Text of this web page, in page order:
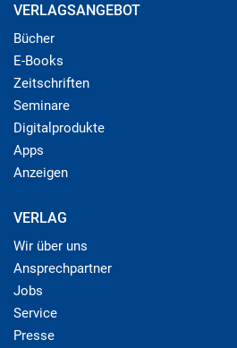
VERLAGSANGEBOT
Bücher
E-Books
Zeitschriften
Seminare
Digitalprodukte
Apps
Anzeigen
VERLAG
Wir über uns
Ansprechpartner
Jobs
Service
Presse